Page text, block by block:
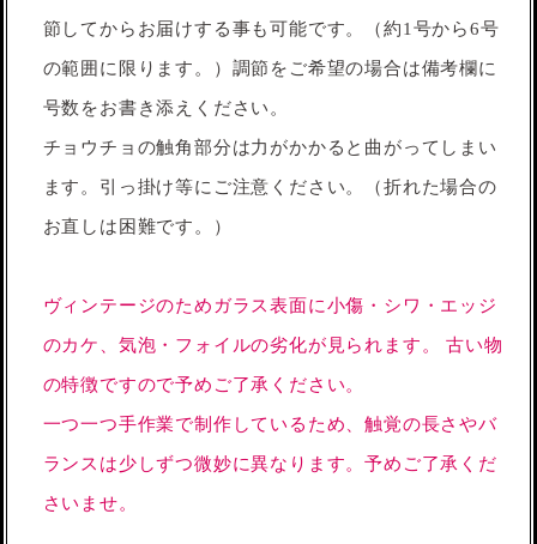
節してからお届けする事も可能です。（約1号から6号
の範囲に限ります。）調節をご希望の場合は備考欄に
号数をお書き添えください。
チョウチョの触角部分は力がかかると曲がってしまい
ます。引っ掛け等にご注意ください。（折れた場合の
お直しは困難です。）
ヴィンテージのためガラス表面に小傷・シワ・エッジ
のカケ、気泡・フォイルの劣化が見られます。 古い物
の特徴ですので予めご了承ください。
一つ一つ手作業で制作しているため、触覚の長さやバ
ランスは少しずつ微妙に異なります。予めご了承くだ
さいませ。